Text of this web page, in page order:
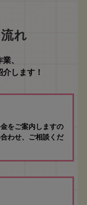
れ
、
します！
をご案内しますの
わせ、ご相談くだ